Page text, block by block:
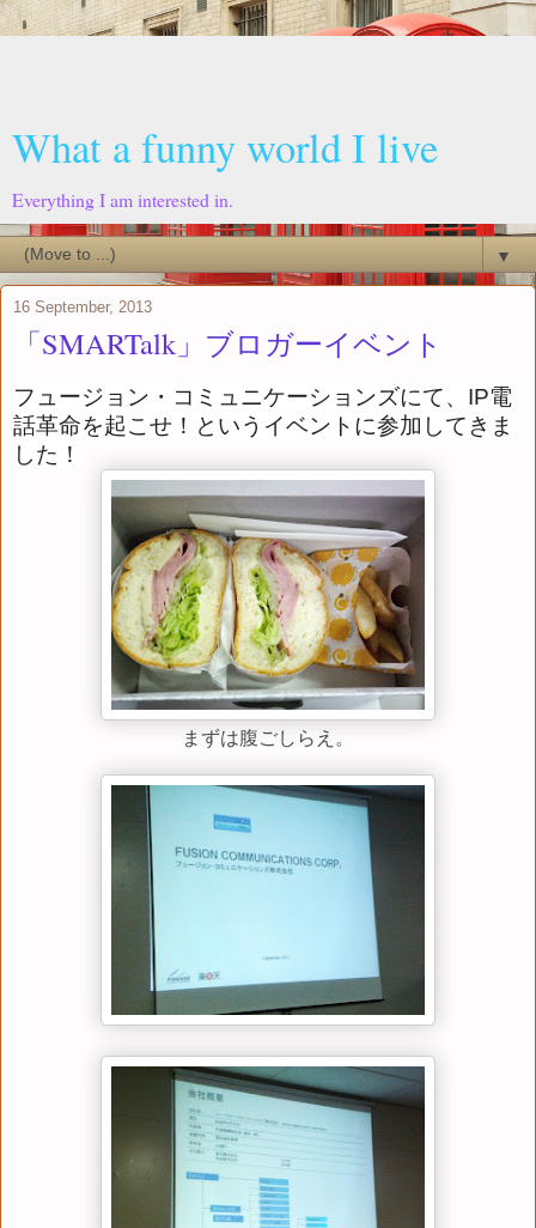
What a funny world I live
Everything I am interested in.
▼
16 September, 2013
「SMARTalk」ブロガーイベント
フュージョン・コミュニケーションズにて、IP電
話革命を起こせ！というイベントに参加してきま
した！
まずは腹ごしらえ。